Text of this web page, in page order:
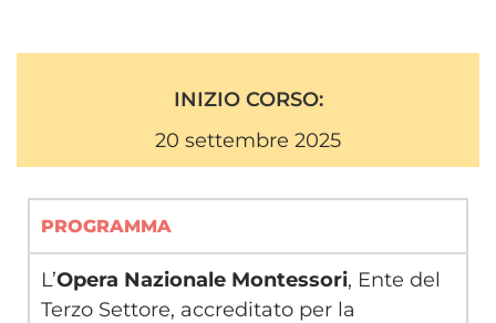
INIZIO CORSO:
20 settembre 2025
PROGRAMMA
L’Opera Nazionale Montessori, Ente del
Terzo Settore, accreditato per la